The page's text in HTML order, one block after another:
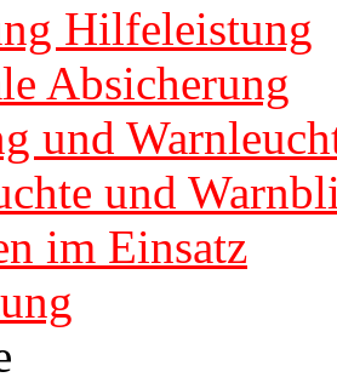
Hilfeleistung
Absicherung
und
und
im Einsatz